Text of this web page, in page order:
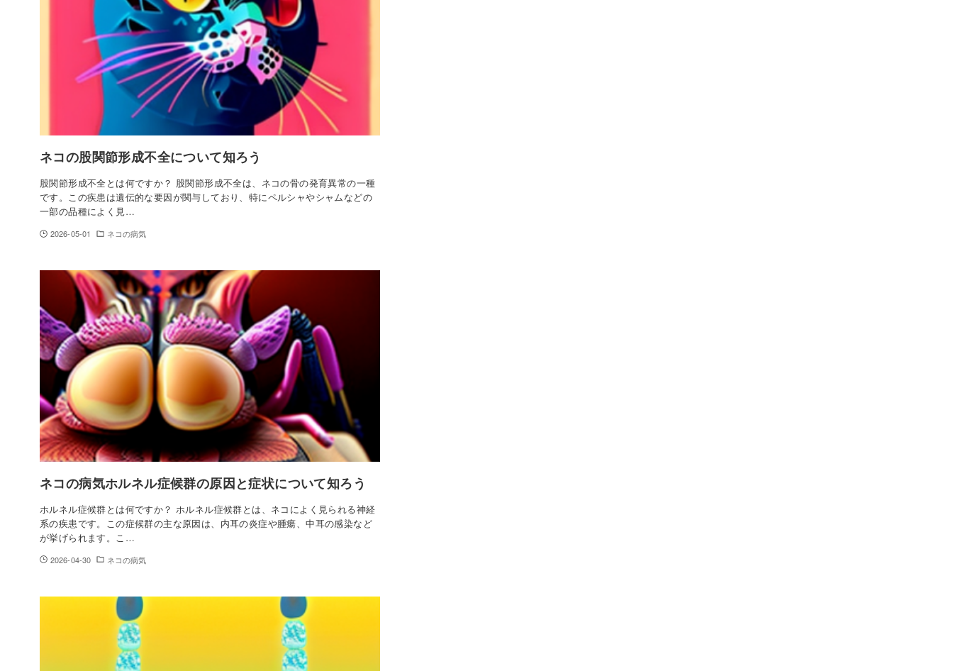
ネコの股関節形成不全について知ろう
股関節形成不全とは何ですか？ 股関節形成不全は、ネコの骨の発育異常の一種
です。この疾患は遺伝的な要因が関与しており、特にペルシャやシャムなどの
一部の品種によく見…
2026-05-01 ネコの病気
ネコの病気ホルネル症候群の原因と症状について知ろう
ホルネル症候群とは何ですか？ ホルネル症候群とは、ネコによく見られる神経
系の疾患です。この症候群の主な原因は、内耳の炎症や腫瘍、中耳の感染など
が挙げられます。こ…
2026-04-30 ネコの病気